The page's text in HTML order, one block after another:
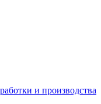
и производства